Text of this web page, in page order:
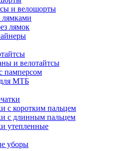
и велошорты
лямками
лямок
и велотайтсы
памперсом
МТБ
с коротким пальцем
с длинным пальцем
утепленные
уборы